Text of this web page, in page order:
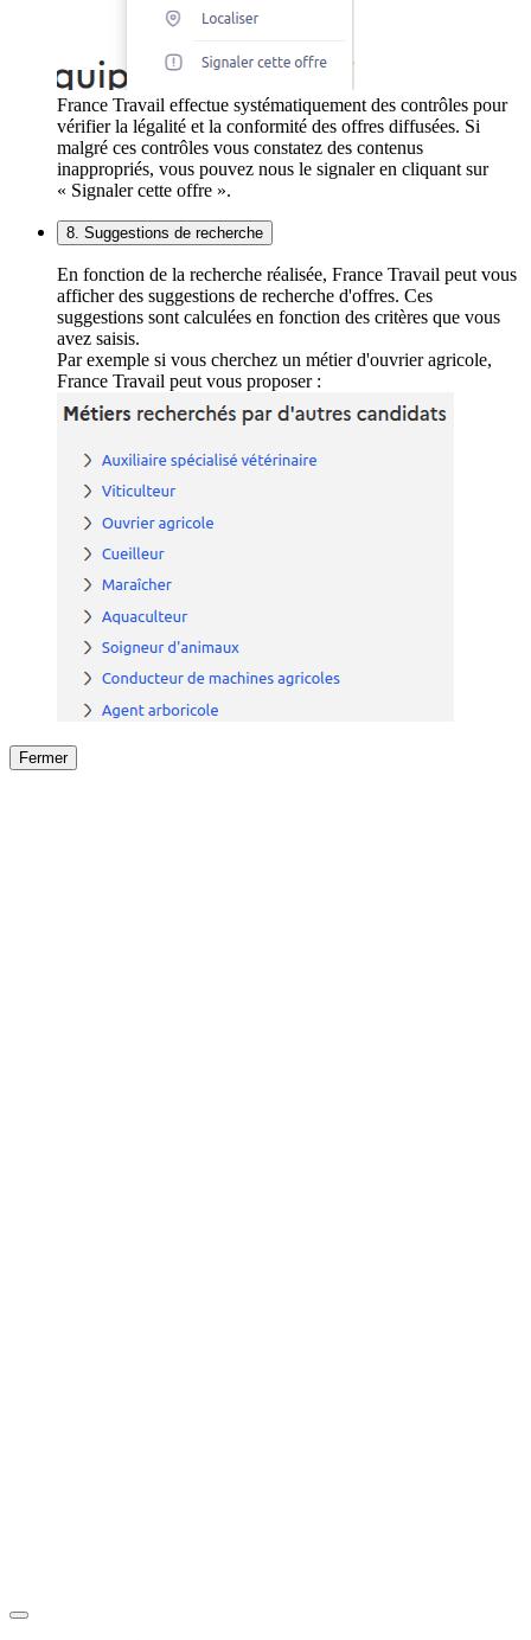
France Travail effectue systématiquement des contrôles pour
vérifier la légalité et la conformité des offres diffusées. Si
malgré ces contrôles vous constatez des contenus
inappropriés, vous pouvez nous le signaler en cliquant sur
« Signaler cette offre ».
8. Suggestions de recherche
En fonction de la recherche réalisée, France Travail peut vous
afficher des suggestions de recherche d'offres. Ces
suggestions sont calculées en fonction des critères que vous
avez saisis.
Par exemple si vous cherchez un métier d'ouvrier agricole,
France Travail peut vous proposer :
Fermer